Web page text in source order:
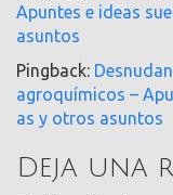
Apuntes e ideas
asuntos
Pingback:
agroquímicos –
as y otros asuntos
Deja una